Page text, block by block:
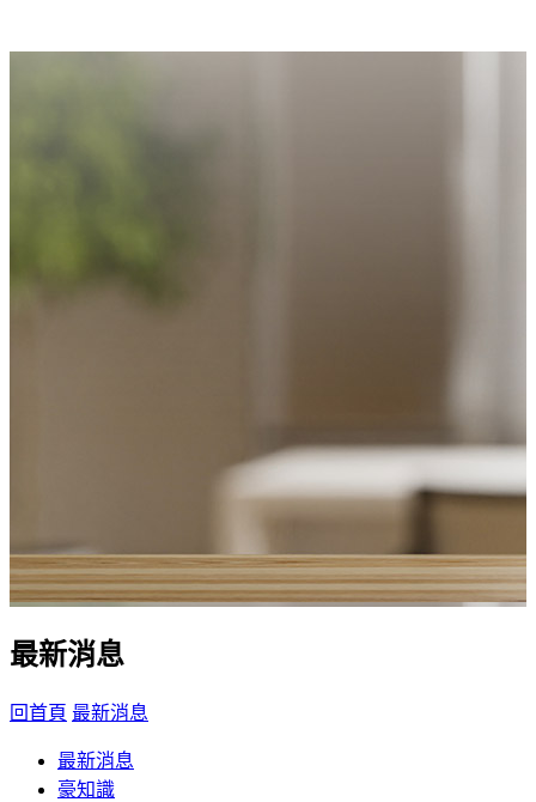
最新消息
回首頁 最新消息
最新消息
豪知識